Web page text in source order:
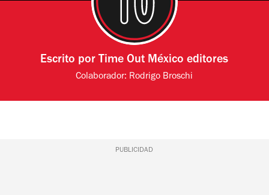
Escrito por Time Out México editores
Colaborador: Rodrigo Broschi
PUBLICIDAD